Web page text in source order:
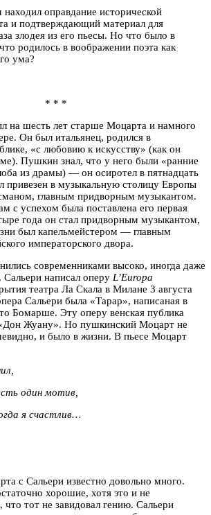
оправдание исторической
и подтверждающий материал для
злодея из его пьесы. Но что было в
родилось в воображении поэта как
ума?
* * *
на шесть лет старше Моцарта и намного
Он был итальянец, родился в
«c любовию к искусству» (как он
Пушкин знал, что у него были «ранние
из драмы) — он осиротел в пятнадцать
привезен в музыкальную столицу Европы
главным придворным музыкантом.
с успехом была поставлена его первая
года он стал придворным музыкантом,
был капельмейстером — главным
императорского двора.
современниками высоко, иногда даже
написал оперу L’Europa
театра Ла Скала в Милане 3 августа
Сальери была «Тарар», написаная в
Бомарше. Эту оперу венская публика
Жуану». Но пушкинский Моцарт не
и было в жизни. В пьесе Моцарт
один мотив,
я счастлив…
с Сальери известно довольно много.
хорошие, хотя это и не
что тот не завидовал гению. Сальери